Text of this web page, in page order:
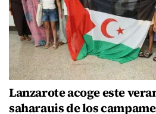
Lanzarote acoge este
saharauis de los